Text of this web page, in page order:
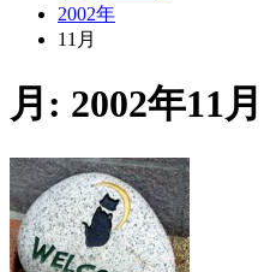
2002年
11月
月: 2002年11月